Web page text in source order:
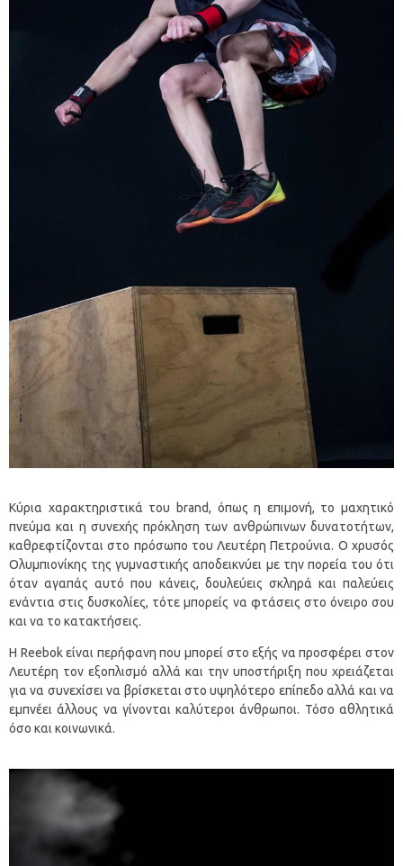
Κύρια χαρακτηριστικά του brand, όπως η επιμονή, το μαχητικό
πνεύμα και η συνεχής πρόκληση των ανθρώπινων δυνατοτήτων,
καθρεφτίζονται στο πρόσωπο του Λευτέρη Πετρούνια. Ο χρυσός
Ολυμπιονίκης της γυμναστικής αποδεικνύει με την πορεία του ότι
όταν αγαπάς αυτό που κάνεις, δουλεύεις σκληρά και παλεύεις
ενάντια στις δυσκολίες, τότε μπορείς να φτάσεις στο όνειρο σου
και να το κατακτήσεις.
Η Reebok είναι περήφανη που μπορεί στο εξής να προσφέρει στον
Λευτέρη τον εξοπλισμό αλλά και την υποστήριξη που χρειάζεται
για να συνεχίσει να βρίσκεται στο υψηλότερο επίπεδο αλλά και να
εμπνέει άλλους να γίνονται καλύτεροι άνθρωποι. Τόσο αθλητικά
όσο και κοινωνικά.